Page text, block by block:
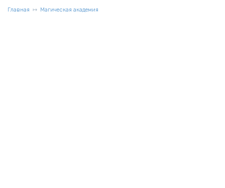
Главная Магическая академия